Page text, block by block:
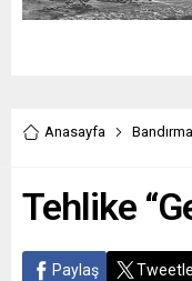
Anasayfa Bandırma
Tehlike
Paylaş Tweetle